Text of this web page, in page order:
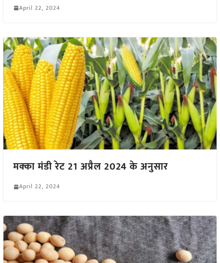
April 22, 2024
मक्का मंडी रेट 21 अप्रैल 2024 के अनुसार
April 22, 2024